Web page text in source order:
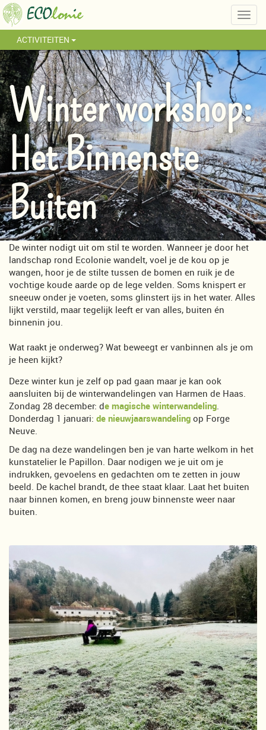
ACTIVITEITEN
Winter workshop:
Het Binnenste
Buiten
De winter nodigt uit om stil te worden. Wanneer je door het
landschap rond Ecolonie wandelt, voel je de kou op je
wangen, hoor je de stilte tussen de bomen en ruik je de
vochtige koude aarde op de lege velden. Soms knispert er
sneeuw onder je voeten, soms glinstert ijs in het water. Alles
lijkt verstild, maar tegelijk leeft er van alles, buiten én
binnenin jou.
Wat raakt je onderweg? Wat beweegt er vanbinnen als je om
je heen kijkt?
Deze winter kun je zelf op pad gaan maar je kan ook
aansluiten bij de winterwandelingen van Harmen de Haas.
Zondag 28 december: de magische winterwandeling.
Donderdag 1 januari: de nieuwjaarswandeling op Forge
Neuve.
De dag na deze wandelingen ben je van harte welkom in het
kunstatelier le Papillon. Daar nodigen we je uit om je
indrukken, gevoelens en gedachten om te zetten in jouw
beeld. De kachel brandt, de thee staat klaar. Laat het buiten
naar binnen komen, en breng jouw binnenste weer naar
buiten.